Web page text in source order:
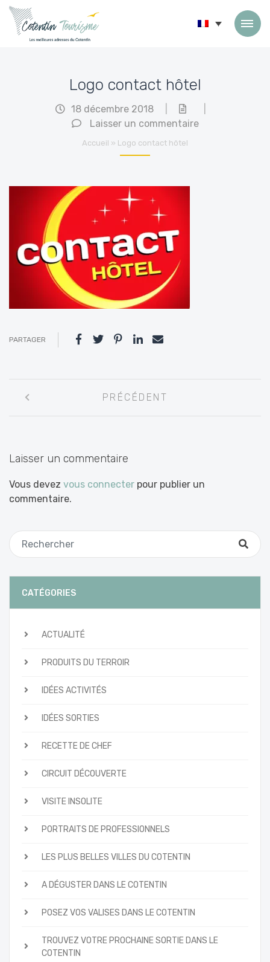
Logo contact hôtel
18 décembre 2018
Laisser un commentaire
Accueil » Logo contact hôtel
PARTAGER
entre
PRÉCÉDENT
Laisser un commentaire
Vous devez vous connecter pour publier un
commentaire.
CATÉGORIES
ACTUALITÉ
PRODUITS DU TERROIR
IDÉES ACTIVITÉS
IDÉES SORTIES
RECETTE DE CHEF
CIRCUIT DÉCOUVERTE
VISITE INSOLITE
PORTRAITS DE PROFESSIONNELS
LES PLUS BELLES VILLES DU COTENTIN
A DÉGUSTER DANS LE COTENTIN
POSEZ VOS VALISES DANS LE COTENTIN
TROUVEZ VOTRE PROCHAINE SORTIE DANS LE
COTENTIN